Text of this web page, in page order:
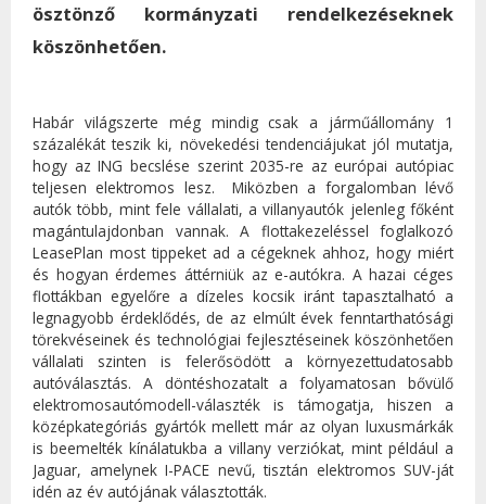
ösztönző kormányzati rendelkezéseknek
köszönhetően.
Habár világszerte még mindig csak a járműállomány 1
százalékát teszik ki, növekedési tendenciájukat jól mutatja,
hogy az ING becslése szerint 2035-re az európai autópiac
teljesen elektromos lesz. Miközben a forgalomban lévő
autók több, mint fele vállalati, a villanyautók jelenleg főként
magántulajdonban vannak. A flottakezeléssel foglalkozó
LeasePlan most tippeket ad a cégeknek ahhoz, hogy miért
és hogyan érdemes áttérniük az e-autókra. A hazai céges
flottákban egyelőre a dízeles kocsik iránt tapasztalható a
legnagyobb érdeklődés, de az elmúlt évek fenntarthatósági
törekvéseinek és technológiai fejlesztéseinek köszönhetően
vállalati szinten is felerősödött a környezettudatosabb
autóválasztás. A döntéshozatalt a folyamatosan bővülő
elektromosautómodell-választék is támogatja, hiszen a
középkategóriás gyártók mellett már az olyan luxusmárkák
is beemelték kínálatukba a villany verziókat, mint például a
Jaguar, amelynek I-PACE nevű, tisztán elektromos SUV-ját
idén az év autójának választották.